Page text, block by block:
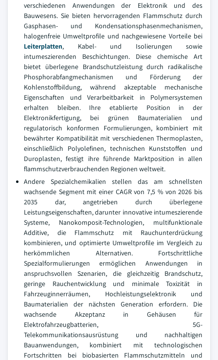
verschiedenen Anwendungen der Elektronik und des
Bauwesens. Sie bieten hervorragenden Flammschutz durch
Gasphasen- und Kondensationsphasenmechanismen,
halogenfreie Umweltprofile und nachgewiesene Vorteile bei
Leiterplatten, Kabel- und Isolierungen sowie
intumeszierenden Beschichtungen. Diese chemische Art
bietet überlegene Brandschutzleistung durch radikalische
Phosphorabfangmechanismen und Förderung der
Kohlenstoffbildung, während akzeptable mechanische
Eigenschaften und Verarbeitbarkeit in Polymersystemen
erhalten bleiben. Ihre etablierte Position in der
Elektronikfertigung, bei grünen Baumaterialien und
regulatorisch konformen Formulierungen, kombiniert mit
bewährter Kompatibilität mit verschiedenen Thermoplasten,
einschließlich Polyolefinen, technischen Kunststoffen und
Duroplasten, festigt ihre führende Marktposition in allen
flammschutzverbrauchenden Regionen weltweit.
Andere Spezialchemikalien stellen das am schnellsten
wachsende Segment mit einer CAGR von 7,5 % von 2026 bis
2035 dar, angetrieben durch überlegene
Leistungseigenschaften, darunter innovative intumeszierende
Systeme, Nanokomposit-Technologien, multifunktionale
Additive, die Flammschutz mit Rauchunterdrückung
kombinieren, und optimierte Umweltprofile im Vergleich zu
herkömmlichen Alternativen. Fortschrittliche
Spezialformulierungen ermöglichen Anwendungen in
anspruchsvollen Szenarien, die gleichzeitig Brandschutz,
geringe Rauchentwicklung und minimale Toxizität in
Fahrzeuginnerräumen, Hochleistungselektronik und
Baumaterialien der nächsten Generation erfordern. Die
wachsende Akzeptanz in Gehäusen für
Elektrofahrzeugbatterien, 5G-
Telekommunikationsausrüstung und nachhaltigen
Bauanwendungen, kombiniert mit technologischen
Fortschritten bei biobasierten Flammschutzmitteln und